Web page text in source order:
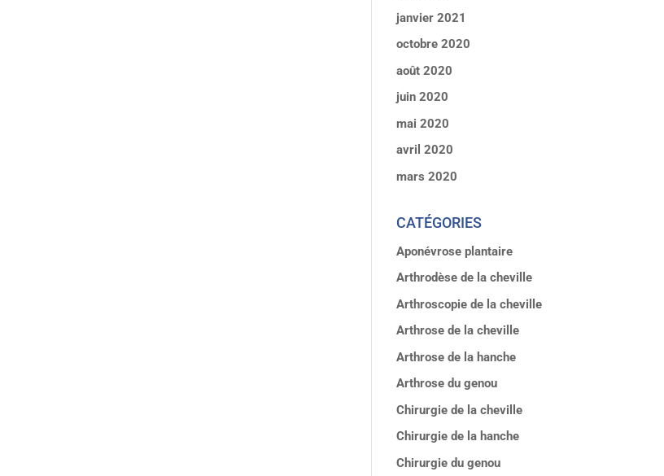
janvier 2021
octobre 2020
août 2020
juin 2020
mai 2020
avril 2020
mars 2020
CATÉGORIES
Aponévrose plantaire
Arthrodèse de la cheville
Arthroscopie de la cheville
Arthrose de la cheville
Arthrose de la hanche
Arthrose du genou
Chirurgie de la cheville
Chirurgie de la hanche
Chirurgie du genou